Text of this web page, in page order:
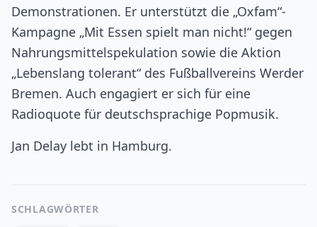
Demonstrationen. Er unterstützt die „Oxfam“-
Kampagne „Mit Essen spielt man nicht!“ gegen
Nahrungsmittelspekulation sowie die Aktion
„Lebenslang tolerant“ des Fußballvereins Werder
Bremen. Auch engagiert er sich für eine
Radioquote für deutschsprachige Popmusik.
Jan Delay lebt in Hamburg.
SCHLAGWÖRTER